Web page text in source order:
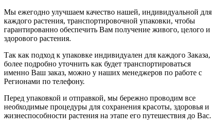
Мы ежегодно улучшаем качество нашей, индивидуальной для
каждого растения, транспортировочной упаковки, чтобы
гарантированно обеспечить Вам получение живого, целого и
здорового растения.
Так как подход к упаковке индивидуален для каждого Заказа,
более подробно уточнить как будет транспортироваться
именно Ваш заказ, можно у наших менеджеров по работе с
Регионами по телефону.
Перед упаковкой и отправкой, мы бережно проводим все
необходимые процедуры для сохранения красоты, здоровья и
жизнеспособности растения на этапе его путешествия до Вас.